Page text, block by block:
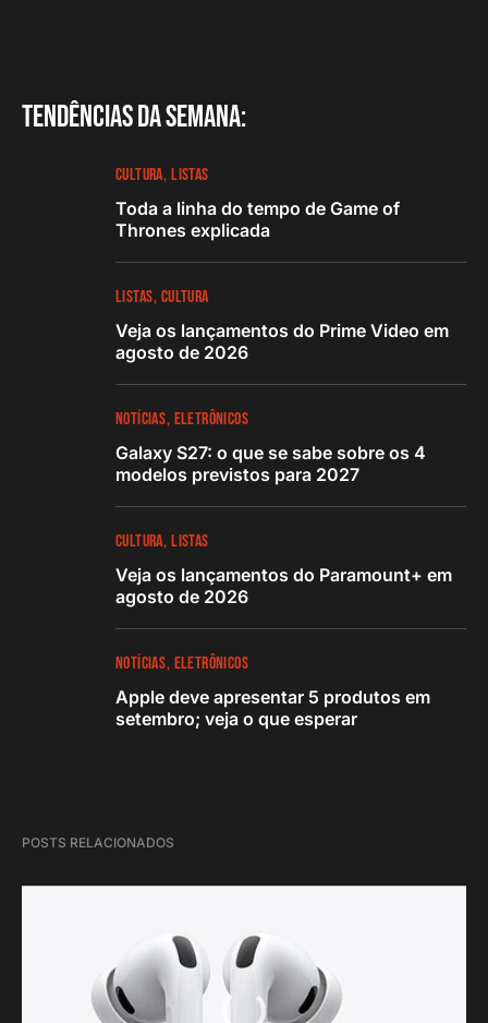
Tendências da semana:
CULTURA LISTAS
Toda a linha do tempo de Game of
Thrones explicada
LISTAS CULTURA
Veja os lançamentos do Prime Video em
agosto de 2026
NOTÍCIAS ELETRÔNICOS
Galaxy S27: o que se sabe sobre os 4
modelos previstos para 2027
CULTURA LISTAS
Veja os lançamentos do Paramount+ em
agosto de 2026
NOTÍCIAS ELETRÔNICOS
Apple deve apresentar 5 produtos em
setembro; veja o que esperar
POSTS RELACIONADOS